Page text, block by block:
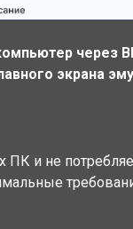
через
экрана
ПК и не